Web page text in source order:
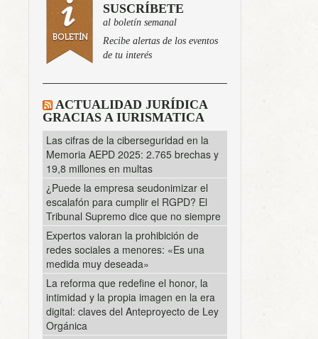
SUSCRÍBETE
al boletín semanal
Recibe alertas de los eventos
de tu interés
ACTUALIDAD JURÍDICA
GRACIAS A IURISMATICA
Las cifras de la ciberseguridad en la
Memoria AEPD 2025: 2.765 brechas y
19,8 millones en multas
¿Puede la empresa seudonimizar el
escalafón para cumplir el RGPD? El
Tribunal Supremo dice que no siempre
Expertos valoran la prohibición de
redes sociales a menores: «Es una
medida muy deseada»
La reforma que redefine el honor, la
intimidad y la propia imagen en la era
digital: claves del Anteproyecto de Ley
Orgánica